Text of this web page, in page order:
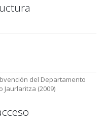
del Departamento
Jaurlaritza (2009)